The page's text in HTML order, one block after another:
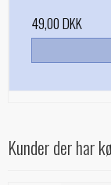
49,00 DKK
Kunder der har